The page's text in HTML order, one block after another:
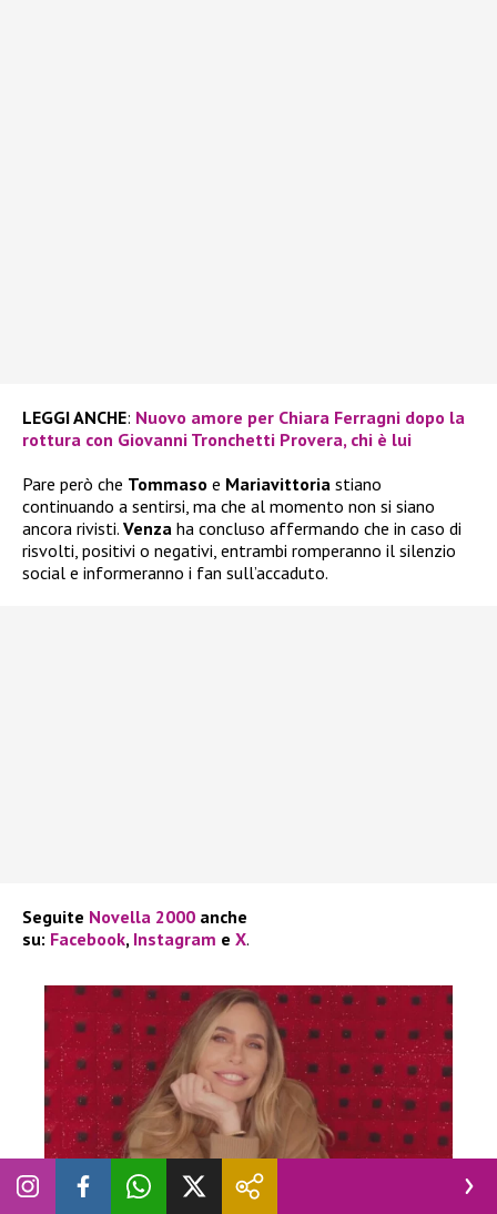
LEGGI ANCHE: Nuovo amore per Chiara Ferragni dopo la
rottura con Giovanni Tronchetti Provera, chi è lui
Pare però che Tommaso e Mariavittoria stiano
continuando a sentirsi, ma che al momento non si siano
ancora rivisti. Venza ha concluso affermando che in caso di
risvolti, positivi o negativi, entrambi romperanno il silenzio
social e informeranno i fan sull’accaduto.
Seguite Novella 2000 anche
su: Facebook, Instagram e X.